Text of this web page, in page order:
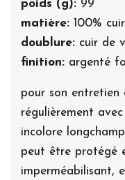
poids (g): 99
matière: 100%
doublure: cuir de
finition: argenté
pour son entretien
régulièrement
incolore
peut être protégé
imperméabilisant,